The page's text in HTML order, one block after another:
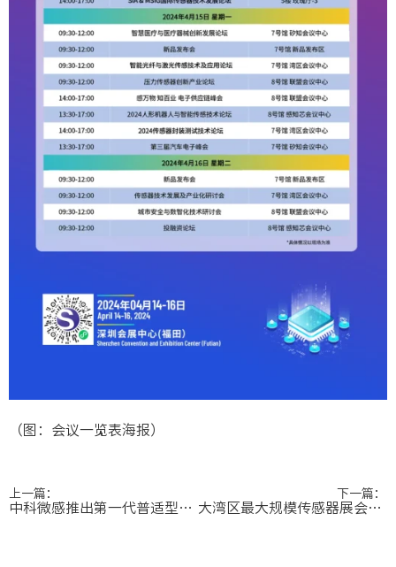
（图：会议一览表海报）
上一篇：
中科微感推出第一代普适型人工智能+嗅觉传感器（AI-Nose），助力激发新质生产力
下一篇：
大湾区最大规模传感器展会即将开幕！Sensor Shenzhen开年首展将成行业风向标